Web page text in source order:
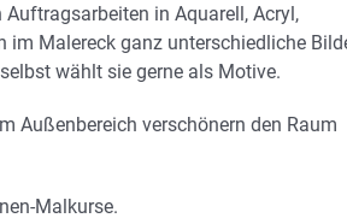
in Aquarell, Acryl,
im Malereck ganz unterschiedliche
wählt sie gerne als Motive.
Außenbereich verschönern den Raum
Malkurse.